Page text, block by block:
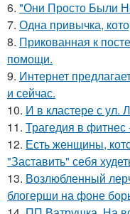
6. "Они Просто Были
7. Одна привычка,
8. Прикованная к
помощи.
9. Интернет
и сейчас.
10. И в кластере с ул.
11. Трагедия в фитнес
12. Есть женщины,
"Заставить" себя
13. Возлюбленный
блогерши на фоне